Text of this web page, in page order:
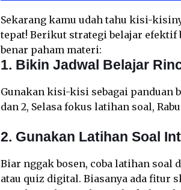
Sekarang kamu udah tahu kisi-
tepat! Berikut strategi belajar efektif
benar paham materi:
1. Bikin Jadwal Belajar
Gunakan kisi-kisi sebagai panduan
dan 2, Selasa fokus latihan soal,
2. Gunakan Latihan Soal
Biar nggak bosen, coba latihan
atau quiz digital. Biasanya ada fitur